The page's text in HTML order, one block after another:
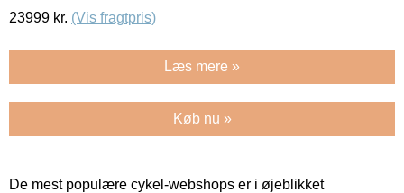
23999 kr. (Vis fragtpris)
Læs mere »
Køb nu »
De mest populære cykel-webshops er i øjeblikket